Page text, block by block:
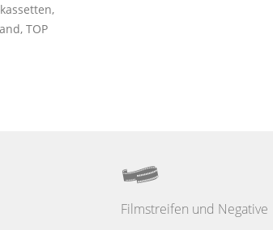
,
,TOP
Filmstreifen und Negative